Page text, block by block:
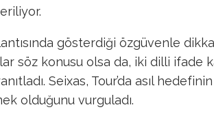
gösterdiği özgüvenle
söz konusu olsa da, iki dilli ifade
Seixas, Tour’da asıl
olduğunu vurguladı.